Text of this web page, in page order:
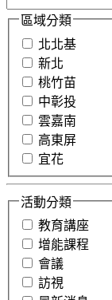
區域分類
北北基
新北
桃竹苗
中彰投
雲嘉南
高東屏
宜花
活動分類
教育講座
增能課程
會議
訪視